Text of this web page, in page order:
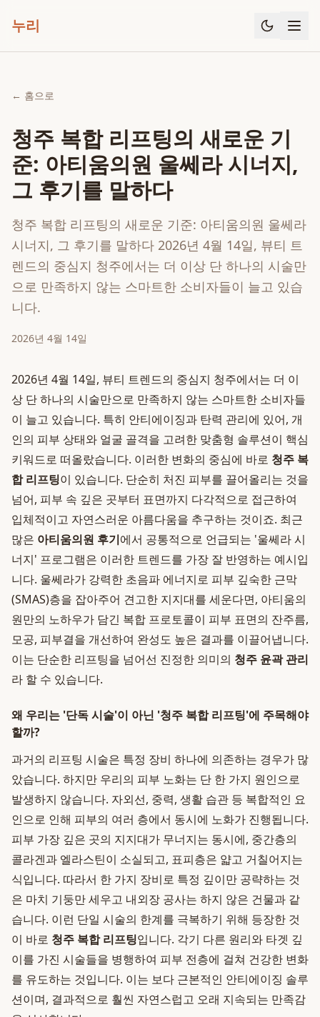
누리
← 홈으로
청주 복합 리프팅의 새로운 기
준: 아티움의원 울쎄라 시너지,
그 후기를 말하다
청주 복합 리프팅의 새로운 기준: 아티움의원 울쎄라
시너지, 그 후기를 말하다 2026년 4월 14일, 뷰티 트
렌드의 중심지 청주에서는 더 이상 단 하나의 시술만
으로 만족하지 않는 스마트한 소비자들이 늘고 있습
니다.
2026년 4월 14일
2026년 4월 14일, 뷰티 트렌드의 중심지 청주에서는 더 이
상 단 하나의 시술만으로 만족하지 않는 스마트한 소비자들
이 늘고 있습니다. 특히 안티에이징과 탄력 관리에 있어, 개
인의 피부 상태와 얼굴 골격을 고려한 맞춤형 솔루션이 핵심
키워드로 떠올랐습니다. 이러한 변화의 중심에 바로 청주 복
합 리프팅이 있습니다. 단순히 처진 피부를 끌어올리는 것을
넘어, 피부 속 깊은 곳부터 표면까지 다각적으로 접근하여
입체적이고 자연스러운 아름다움을 추구하는 것이죠. 최근
많은 아티움의원 후기에서 공통적으로 언급되는 '울쎄라 시
너지' 프로그램은 이러한 트렌드를 가장 잘 반영하는 예시입
니다. 울쎄라가 강력한 초음파 에너지로 피부 깊숙한 근막
(SMAS)층을 잡아주어 견고한 지지대를 세운다면, 아티움의
원만의 노하우가 담긴 복합 프로토콜이 피부 표면의 잔주름,
모공, 피부결을 개선하여 완성도 높은 결과를 이끌어냅니다.
이는 단순한 리프팅을 넘어선 진정한 의미의 청주 윤곽 관리
라 할 수 있습니다.
왜 우리는 '단독 시술'이 아닌 '청주 복합 리프팅'에 주목해야
할까?
과거의 리프팅 시술은 특정 장비 하나에 의존하는 경우가 많
았습니다. 하지만 우리의 피부 노화는 단 한 가지 원인으로
발생하지 않습니다. 자외선, 중력, 생활 습관 등 복합적인 요
인으로 인해 피부의 여러 층에서 동시에 노화가 진행됩니다.
피부 가장 깊은 곳의 지지대가 무너지는 동시에, 중간층의
콜라겐과 엘라스틴이 소실되고, 표피층은 얇고 거칠어지는
식입니다. 따라서 한 가지 장비로 특정 깊이만 공략하는 것
은 마치 기둥만 세우고 내외장 공사는 하지 않은 건물과 같
습니다. 이런 단일 시술의 한계를 극복하기 위해 등장한 것
이 바로 청주 복합 리프팅입니다. 각기 다른 원리와 타겟 깊
이를 가진 시술들을 병행하여 피부 전층에 걸쳐 건강한 변화
를 유도하는 것입니다. 이는 보다 근본적인 안티에이징 솔루
션이며, 결과적으로 훨씬 자연스럽고 오래 지속되는 만족감